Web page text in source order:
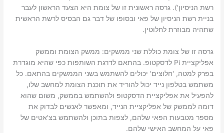
רשת הניסיון'). גרסה ראשונית זו של צומת היא הצעד הראשון לעבר
בניית רשת הניסיון של פאי ובסופו של דבר גם הבסיס לרשת הראשית
שתהיה מבוזרת לחלוטין.
גרסה זו של צומת כוללת שני ממשקים: ממשק הצומת וממשק
אפליקציית Pi לדסקטופ. בהתאם לדרגת השותפות כפי שהיא מוגדרת
בפרק למטה, 'חלוצים' יכולים להשתמש בשני הממשקים בהתאם. כל
משתמש בטלפון נייד יכול להוריד את תוכנת הצומת למחשב שלו,
להפעיל את אפליקציית הדסקטופ ולהשתמש בממשק, משום שהוא
דומה לממשק של אפליקציית הנייד, ומאפשר לאנשים לבדוק את
מספר מטבעות הפאי שלהם, לצפות בתוכן ולהשתמש בצ'אטים של
פאי על המחשב האישי שלהם.